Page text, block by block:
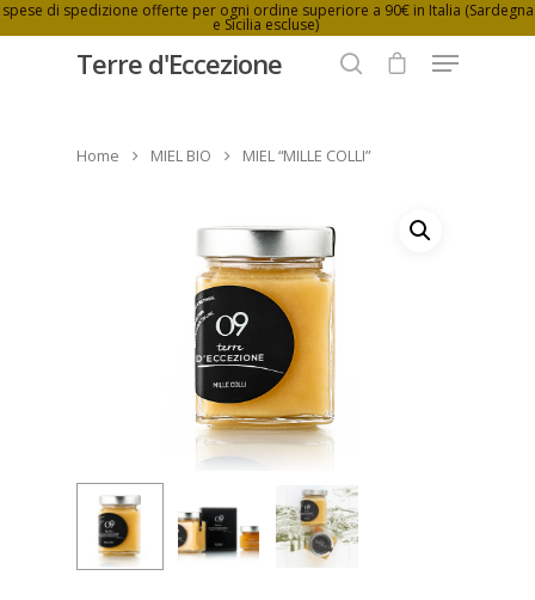
spese di spedizione offerte per ogni ordine superiore a 90€ in Italia (Sardegna
e Sicilia escluse)
Terre d'Eccezione
Home MIEL BIO MIEL “MILLE COLLI”